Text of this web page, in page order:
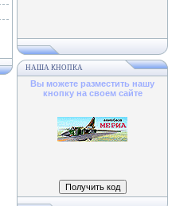
НАША КНОПКА
Вы можете разместить нашу
кнопку на своем сайте